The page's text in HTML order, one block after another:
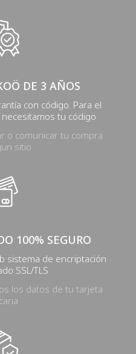
DE 3 AÑOS
con código. Para el
tu código
o comunicar tu compra
sitio
100% SEGURO
sistema de encriptación
SSL/TLS
los datos de tu tarjeta